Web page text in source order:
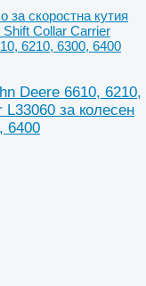
за скоростна кутия
Collar Carrier
6210, 6300, 6400
Deere 6610, 6210,
за колесен
6400